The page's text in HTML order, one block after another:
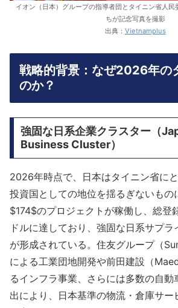
イオン（日本）グループの指導者団とタイニン省人民
ちが記念写真を撮影
出典： Vietnamplus
戦略的背景：なぜ2026年の
のか？
強固な日系企業クラスター（
Business Cluster）
2026年時点で、日本はタイニン省に
投資国としての地位を揺るぎないもの
$174$のプロジェクトが稼働し、総登
ドルに達しており、強固な日系サプラ
が形成されている。住友グループ（
による工業団地開発や前田建設（
るインフラ事業、さらには多数の自動
出により、日本基準の物流・倉庫サー